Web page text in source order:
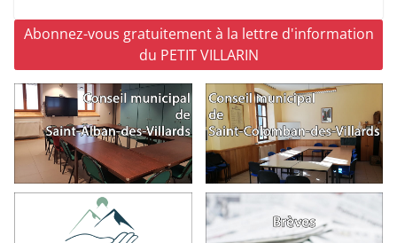
Abonnez-vous gratuitement à la lettre d'information
du PETIT VILLARIN